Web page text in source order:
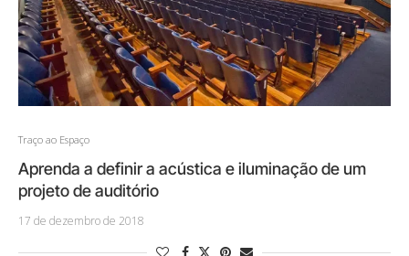
Traço ao Espaço
Aprenda a definir a acústica e iluminação de um
projeto de auditório
17 de dezembro de 2018